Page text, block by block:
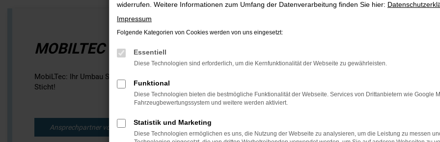
MOBILTEC PARTNER
MobiLTec: Ihr Umbau Spezialist Partner bei MGS Motor Gruppe
Sticht!
Ansprechpartner vor Ort
widerrufen. Weitere Informationen zum Umfang der Datenverarbeitung finden Sie hier:
Impressum
Folgende Kategorien von Cookies werden von uns eingesetzt:
Essentiell
Diese Technologien sind erforderlich, um die Kernfunktionalität der Webseite zu gewährleisten.
Funktional
Diese Technologien bieten die bestmögliche Funktionalität der Webseite. Services von Drittanbietern wie Google
Fahrzeugbewertungssystem und weitere werden aktiviert.
Statistik und Marketing
Diese Technologien ermöglichen es uns, die Nutzung der Webseite zu analysieren, um die Leistung zu messen